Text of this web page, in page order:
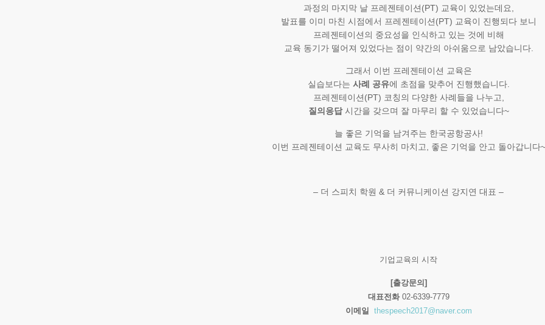
과정의 마지막 날 프레젠테이션(PT) 교육이 있었는데요,
발표를 이미 마친 시점에서 프레젠테이션(PT) 교육이 진행되다 보니
프레젠테이션의 중요성을 인식하고 있는 것에 비해
교육 동기가 떨어져 있었다는 점이 약간의 아쉬움으로 남았습니다.
그래서 이번 프레젠테이션 교육은
실습보다는 사례 공유에 초점을 맞추어 진행했습니다.
프레젠테이션(PT) 코칭의 다양한 사례들을 나누고,
질의응답시간을 갖으며 잘 마무리 할 수 있었습니다~
늘 좋은 기억을 남겨주는 한국공항공사!
이번 프레젠테이션 교육도 무사히 마치고, 좋은 기억을 안고 돌아갑니다~
– 더 스피치 학원 & 더 커뮤니케이션 강지연 대표 –
기업교육의 시작
[출강문의]
대표전화02-6339-7779
이메일
thespeech2017@naver.com